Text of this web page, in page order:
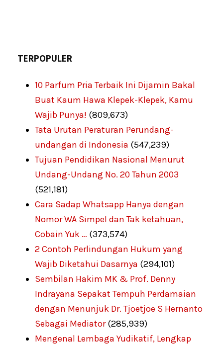
TERPOPULER
10 Parfum Pria Terbaik Ini Dijamin Bakal
Buat Kaum Hawa Klepek-Klepek, Kamu
Wajib Punya! (809,673)
Tata Urutan Peraturan Perundang-
undangan di Indonesia (547,239)
Tujuan Pendidikan Nasional Menurut
Undang-Undang No. 20 Tahun 2003
(521,181)
Cara Sadap Whatsapp Hanya dengan
Nomor WA Simpel dan Tak ketahuan,
Cobain Yuk … (373,574)
2 Contoh Perlindungan Hukum yang
Wajib Diketahui Dasarnya (294,101)
Sembilan Hakim MK & Prof. Denny
Indrayana Sepakat Tempuh Perdamaian
dengan Menunjuk Dr. Tjoetjoe S Hernanto
Sebagai Mediator (285,939)
Mengenal Lembaga Yudikatif, Lengkap